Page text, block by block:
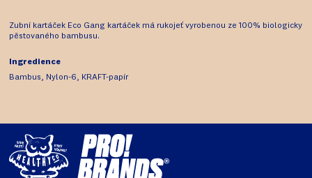
Zubní kartáček Eco Gang kartáček má rukojeť vyrobenou ze 100% biologicky
pěstovaného bambusu.
Ingredience
Bambus, Nylon-6, KRAFT-papír